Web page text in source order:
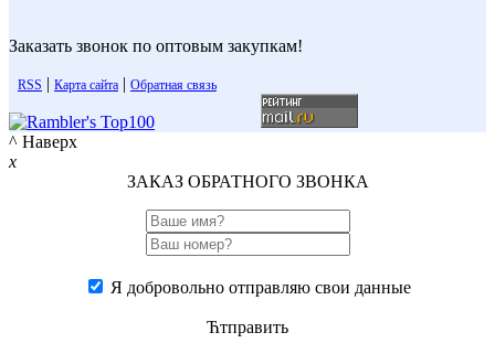
Заказать звонок по оптовым закупкам!
RSS | Карта сайта | Обратная связь
^ Наверх
x
ЗАКАЗ ОБРАТНОГО ЗВОНКА
Я добровольно отправляю свои данные
Ћтправить